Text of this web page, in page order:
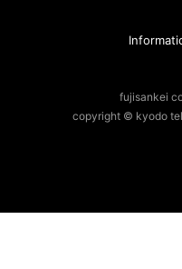
fujisankei
copyright © kyodo